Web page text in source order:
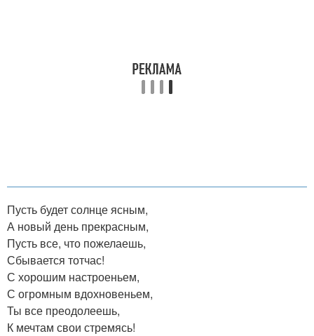
Пусть будет солнце ясным,
А новый день прекрасным,
Пусть все, что пожелаешь,
Сбывается тотчас!
С хорошим настроеньем,
С огромным вдохновеньем,
Ты все преодолеешь,
К мечтам свои стремясь!